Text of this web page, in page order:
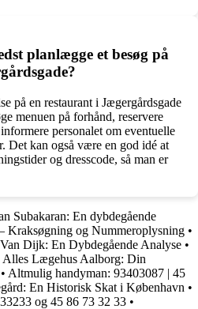
planlægge et besøg på
på en restaurant i Jægergårdsgade
menuen på forhånd, reservere
personalet om eventuelle
Det kan også være en god idé at
og dresscode, så man er
Subakaran: En dybdegående
Kraksøgning og Nummeroplysning •
Dijk: En Dybdegående Analyse •
Alles Lægehus Aalborg: Din
• Altmulig handyman: 93403087 | 45
En Historisk Skat i København •
og 45 86 73 32 33 •